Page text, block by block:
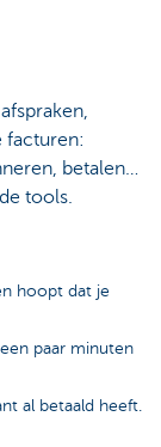
facturen:
betalen…
tools.
hoopt dat je
paar minuten
al betaald heeft.